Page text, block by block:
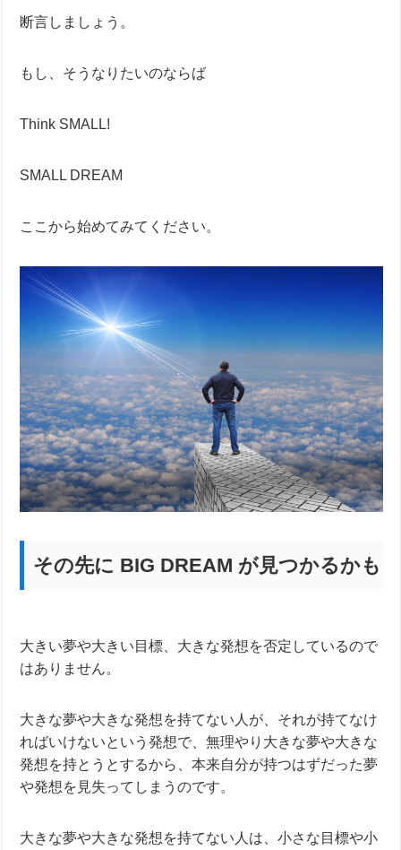
断言しましょう。
もし、そうなりたいのならば
Think SMALL!
SMALL DREAM
ここから始めてみてください。
その先に BIG DREAM が見つかるかも
大きい夢や大きい目標、大きな発想を否定しているので
はありません。
大きな夢や大きな発想を持てない人が、それが持てなけ
ればいけないという発想で、無理やり大きな夢や大きな
発想を持とうとするから、本来自分が持つはずだった夢
や発想を見失ってしまうのです。
大きな夢や大きな発想を持てない人は、小さな目標や小